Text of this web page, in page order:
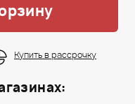
Купить в рассрочку